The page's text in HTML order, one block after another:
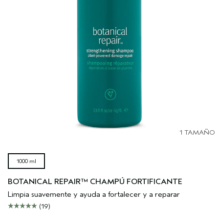
1 TAMAÑO
1000 ml
BOTANICAL REPAIR™ CHAMPÚ FORTIFICANTE
Limpia suavemente y ayuda a fortalecer y a reparar
(19)